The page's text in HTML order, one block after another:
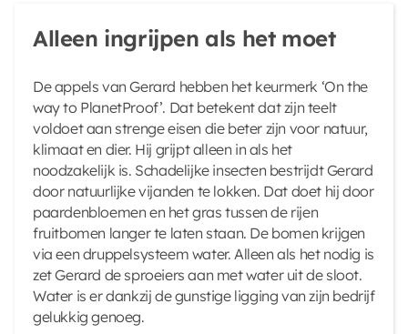
Alleen ingrijpen als het moet
De appels van Gerard hebben het keurmerk ‘On the
way to PlanetProof’. Dat betekent dat zijn teelt
voldoet aan strenge eisen die beter zijn voor natuur,
klimaat en dier. Hij grijpt alleen in als het
noodzakelijk is. Schadelijke insecten bestrijdt Gerard
door natuurlijke vijanden te lokken. Dat doet hij door
paardenbloemen en het gras tussen de rijen
fruitbomen langer te laten staan. De bomen krijgen
via een druppelsysteem water. Alleen als het nodig is
zet Gerard de sproeiers aan met water uit de sloot.
Water is er dankzij de gunstige ligging van zijn bedrijf
gelukkig genoeg.